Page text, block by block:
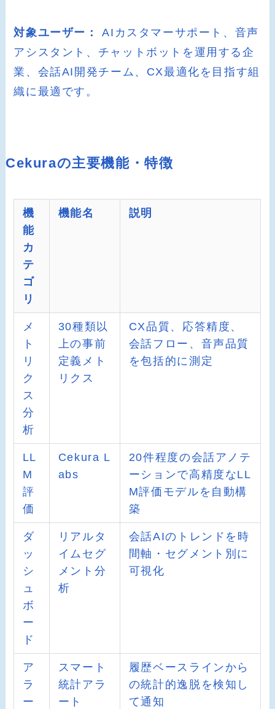
対象ユーザー：
AIカスタマーサポート、音声
アシスタント、チャットボットを運用する企
業、会話AI開発チーム、CX最適化を目指す組
織に最適です。
Cekuraの主要機能・特徴
機
能
カ
テ
ゴ
リ
機能名 説明
メ
ト
リ
ク
ス
分
析
30種類以
上の事前
定義メト
リクス
CX品質、応答精度、
会話フロー、音声品質
を包括的に測定
LL
M
評
価
Cekura L
abs
20件程度の会話アノテ
ーションで高精度なLL
M評価モデルを自動構
築
ダ
ッ
シ
ュ
ボ
ー
ド
リアルタ
イムセグ
メント分
析
会話AIのトレンドを時
間軸・セグメント別に
可視化
ア
ラ
ー
スマート
統計アラ
ート
履歴ベースラインから
の統計的逸脱を検知し
て通知